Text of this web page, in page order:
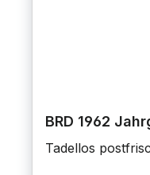
BRD 1962
Tadellos